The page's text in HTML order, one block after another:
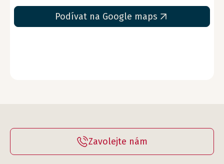
Podívat na Google maps
Zavolejte nám